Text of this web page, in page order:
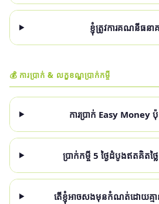
ខ្ញុំត្រូវការគណនីធនាគ
💰 ការប្រាក់ & លក្ខខណ្ឌប្រាក់កម្ចី
ការប្រាក់ Easy Money ប៉ុ
ប្រាក់កម្ចី 5 ថ្ងៃដំបូងឥតគិតថ្ល
តើខ្ញុំអាចសងមុនកំណត់ដោយគ្ម